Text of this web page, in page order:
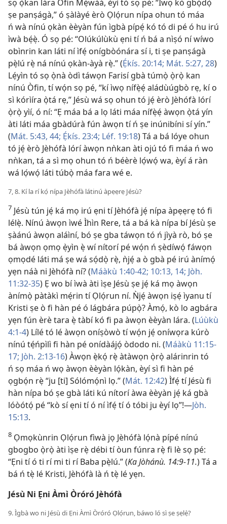
sọ ọ̀kan lára Òfin Mẹ́wàá, èyí tó sọ pé: “Ìwọ kò gbọ́dọ̀
ṣe panṣágà,” ó ṣàlàyé èrò Ọlọ́run nípa ohun tó máa
ń wà nínú ọkàn èèyàn fún ìgbà pípẹ́ kó tó di pé ó hu irú
ìwà bẹ́ẹ̀. Ó sọ pé: “Olúkúlùkù ẹni tí ń bá a nìṣó ní wíwo
obìnrin kan láti ní ìfẹ́ onígbòónára sí i, ti ṣe panṣágà
pẹ̀lú rẹ̀ ná nínú ọkàn-àyà rẹ̀.” (Ẹ́kís. 20:14; Mát. 5:27, 28)
Lẹ́yìn tó sọ ọ̀nà òdì táwọn Farisí gbà túmọ̀ ọ̀rọ̀ kan
nínú Òfin, tí wọ́n sọ pé, “kí ìwọ nífẹ̀ẹ́ aládùúgbò rẹ, kí o
sì kórìíra ọ̀tá rẹ,” Jésù wá sọ ohun tó jẹ́ èrò Jèhófà lórí
ọ̀rọ̀ yìí, ó ní: “Ẹ máa bá a lọ láti máa nífẹ̀ẹ́ àwọn ọ̀tá yín
àti láti máa gbàdúrà fún àwọn tí ń ṣe inúnibíni sí yín.”
(Mát. 5:43, 44; Ẹ́kís. 23:4; Léf. 19:18) Tá a bá lóye ohun
tó jẹ́ èrò Jèhófà lórí àwọn nǹkan àti ojú tó fi máa ń wo
nǹkan, tá a sì mọ ohun tó ń béèrè lọ́wọ́ wa, èyí á ràn
wá lọ́wọ́ láti túbọ̀ máa fara wé e.
7, 8. Kí la rí kọ́ nípa Jèhófà látinú àpẹẹrẹ Jésù?
7 Jésù tún jẹ́ ká mọ irú ẹni tí Jèhófà jẹ́ nípa àpẹẹrẹ tó fi
lélẹ̀. Nínú àwọn ìwé Ìhìn Rere, tá a bá kà nípa bí Jésù ṣe
ṣàánú àwọn aláìní, bó ṣe gba táwọn tó ń jìyà rò, bó ṣe
bá àwọn ọmọ ẹ̀yìn ẹ̀ wí nítorí pé wọ́n ń ṣèdíwọ́ fáwọn
ọmọdé láti má ṣe wá sọ́dọ̀ rẹ̀, ǹjẹ́ a ò gbà pé irú ànímọ́
yẹn náà ni Jèhófà ní? (Máàkù 1:40-42; 10:13, 14; Jòh.
11:32-35) Ẹ wo bí ìwà àti ìṣe Jésù ṣe jẹ́ ká mọ àwọn
ànímọ̀ pàtàkì mẹ́rin tí Ọlọ́run ní. Ǹjẹ́ àwọn iṣẹ́ ìyanu tí
Kristi ṣe ò fi hàn pé ó lágbára púpọ̀? Àmọ́, kò lo agbára
yẹn fún èrè tara ẹ̀ tàbí kó fi pa àwọn èèyàn lára. (Lúùkù
4:1-4) Lílé tó lé àwọn oníṣòwò tí wọ́n jẹ́ oníwọra kúrò
nínú tẹ́ńpìlì fi hàn pé onídàájọ́ òdodo ni. (Máàkù 11:15-
17; Jòh. 2:13-16) Àwọn ẹ̀kọ́ rẹ̀ àtàwọn ọ̀rọ̀ alárinrin tó
ń sọ máa ń wọ àwọn èèyàn lọ́kàn, èyí sì fi hàn pé
ọgbọ́n rẹ̀ “ju [ti] Sólómọ́nì lọ.” (Mát. 12:42) Ìfẹ́ tí Jésù fi
hàn nípa bó ṣe gbà láti kú nítorí àwa èèyàn jẹ́ ká gbà
lóòótọ́ pé “kò sí ẹni tí ó ní ìfẹ́ tí ó tóbi ju èyí lọ”!—Jòh.
15:13.
8 Ọmọkùnrin Ọlọ́run fìwà jọ Jèhófà lọ́nà pípé nínú
gbogbo ọ̀rọ̀ àti ìṣe rẹ̀ débi tí òun fúnra rẹ̀ fi lè sọ pé:
“Ẹni tí ó ti rí mi ti rí Baba pẹ̀lú.” (Ka Jòhánù. 14:9-11.) Tá a
bá ń tẹ̀ lé Kristi, Jèhófà là ń tẹ̀ lé yẹn.
Jésù Ni Ẹni Àmì Òróró Jèhófà
9. Ìgbà wo ni Jésù di Ẹni Àmì Òróró Ọlọ́run, báwo ló sì ṣe ṣẹlẹ̀?